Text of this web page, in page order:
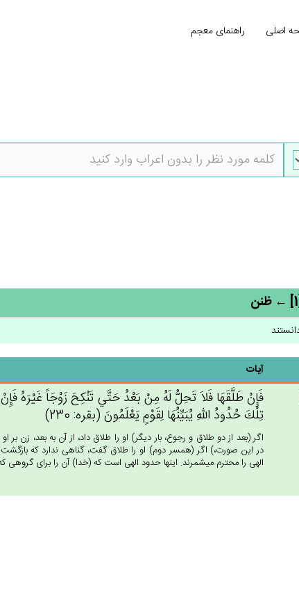
اصلی راهنمای معجم
آیات
فَإِنْ‌ طَلَّقَهَا فَلاَ تَحِل‌ُّ لَه‌ُ مِنْ‌ بَعْدُ حَتَّي‌ تَنْكِح‌َ زَوْجَاً غَيْرَه‌ُ فَإِنْ‌
تِلْك‌َ حُدُودُ الله‌ِ يُبَيِّنُهَا لِقَوْم‌ٍ يَعْلَمُون‌َ (بقره: 230)
اگر (بعد از دو طلاق و رجوع، بار ديگر) او را طلاق داد، از آن به بعد، زن
در اين صورت،) اگر (همسر دوم) او را طلاق گفت، گناهى ندارد كه بازگشت
الهى را محترم ميشمرند. اينها حدود الهى است كه (خدا) آن را براى گروهى كه